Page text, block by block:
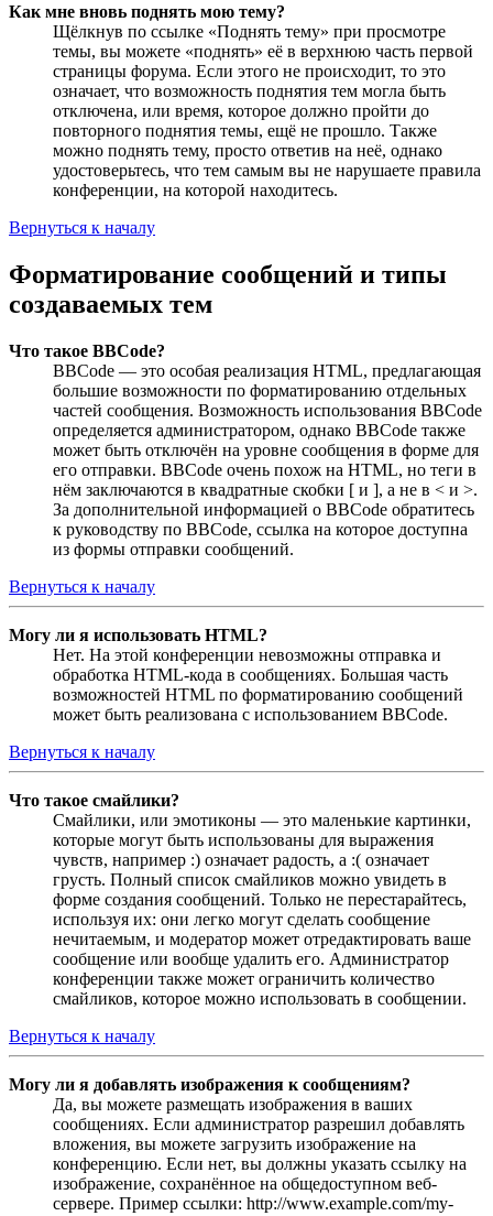
Как мне вновь поднять мою тему?
Щёлкнув по ссылке «Поднять тему» при просмотре
темы, вы можете «поднять» её в верхнюю часть первой
страницы форума. Если этого не происходит, то это
означает, что возможность поднятия тем могла быть
отключена, или время, которое должно пройти до
повторного поднятия темы, ещё не прошло. Также
можно поднять тему, просто ответив на неё, однако
удостоверьтесь, что тем самым вы не нарушаете правила
конференции, на которой находитесь.
Вернуться к началу
Форматирование сообщений и типы
создаваемых тем
Что такое BBCode?
BBCode — это особая реализация HTML, предлагающая
большие возможности по форматированию отдельных
частей сообщения. Возможность использования BBCode
определяется администратором, однако BBCode также
может быть отключён на уровне сообщения в форме для
его отправки. BBCode очень похож на HTML, но теги в
нём заключаются в квадратные скобки [ и ], а не в < и >.
За дополнительной информацией о BBCode обратитесь
к руководству по BBCode, ссылка на которое доступна
из формы отправки сообщений.
Вернуться к началу
Могу ли я использовать HTML?
Нет. На этой конференции невозможны отправка и
обработка HTML-кода в сообщениях. Большая часть
возможностей HTML по форматированию сообщений
может быть реализована с использованием BBCode.
Вернуться к началу
Что такое смайлики?
Смайлики, или эмотиконы — это маленькие картинки,
которые могут быть использованы для выражения
чувств, например :) означает радость, а :( означает
грусть. Полный список смайликов можно увидеть в
форме создания сообщений. Только не перестарайтесь,
используя их: они легко могут сделать сообщение
нечитаемым, и модератор может отредактировать ваше
сообщение или вообще удалить его. Администратор
конференции также может ограничить количество
смайликов, которое можно использовать в сообщении.
Вернуться к началу
Могу ли я добавлять изображения к сообщениям?
Да, вы можете размещать изображения в ваших
сообщениях. Если администратор разрешил добавлять
вложения, вы можете загрузить изображение на
конференцию. Если нет, вы должны указать ссылку на
изображение, сохранённое на общедоступном веб-
сервере. Пример ссылки: http://www.example.com/my-